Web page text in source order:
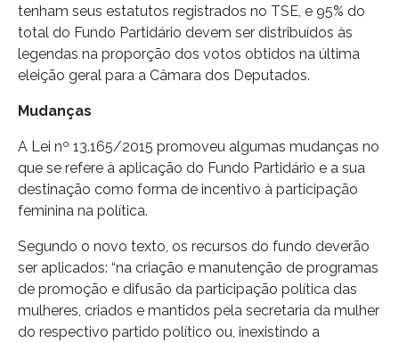
tenham seus estatutos registrados no TSE, e 95% do
total do Fundo Partidário devem ser distribuídos às
legendas na proporção dos votos obtidos na última
eleição geral para a Câmara dos Deputados.
Mudanças
A Lei nº 13.165/2015 promoveu algumas mudanças no
que se refere à aplicação do Fundo Partidário e a sua
destinação como forma de incentivo à participação
feminina na política.
Segundo o novo texto, os recursos do fundo deverão
ser aplicados: “na criação e manutenção de programas
de promoção e difusão da participação política das
mulheres, criados e mantidos pela secretaria da mulher
do respectivo partido político ou, inexistindo a